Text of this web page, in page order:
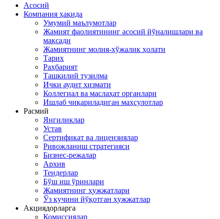
Асосий
Компания ҳақида
Умумий маълумотлар
Жамият фаолиятининг асосий йўналишлари ва
мақсади
Жамиятнинг молия-хўжалик ҳолати
Тарих
Раҳбарият
Ташкилий тузилма
Ички аудит хизмати
Коллегиал ва маслаҳат органлари
Ишлаб чиқариладиган маҳсулотлар
Расмий
Янгиликлар
Устав
Сертификат ва лицензиялар
Ривожланиш стратегияси
Бизнес-режалар
Архив
Тендерлар
Бўш иш ўринлари
Жамиятнинг ҳужжатлари
Ўз кучини йўқотган ҳужжатлар
Акциядорларга
Комиссиялар